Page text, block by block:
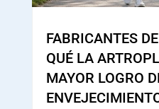
FABRICANTES
QUÉ LA
MAYOR LOGRO